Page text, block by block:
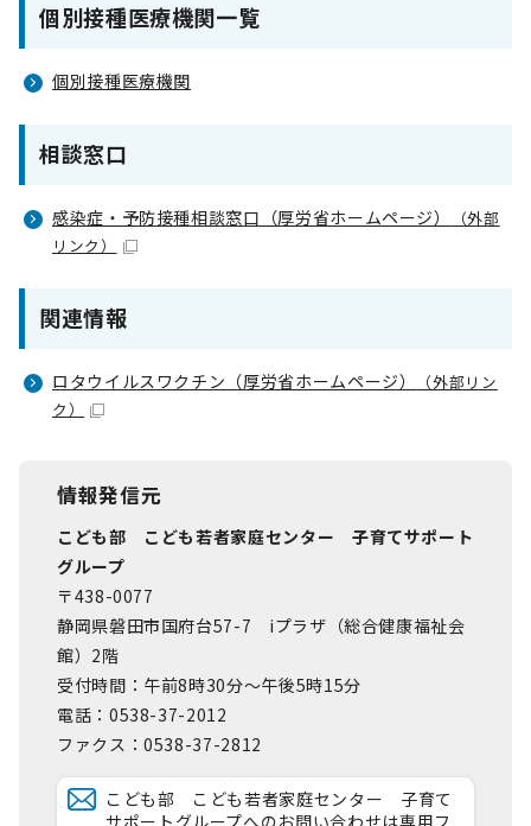
個別接種医療機関一覧
個別接種医療機関
相談窓口
感染症・予防接種相談窓口（厚労省ホームページ）
（外部
リンク）
関連情報
ロタウイルスワクチン（厚労省ホームページ）
（外部リン
ク）
情報発信元
こども部 こども若者家庭センター 子育てサポート
グループ
〒438-0077
静岡県磐田市国府台57-7 iプラザ（総合健康福祉会
館）2階
受付時間：午前8時30分～午後5時15分
電話：0538-37-2012
ファクス：0538-37-2812
こども部 こども若者家庭センター 子育て
サポートグループへのお問い合わせは専用フ